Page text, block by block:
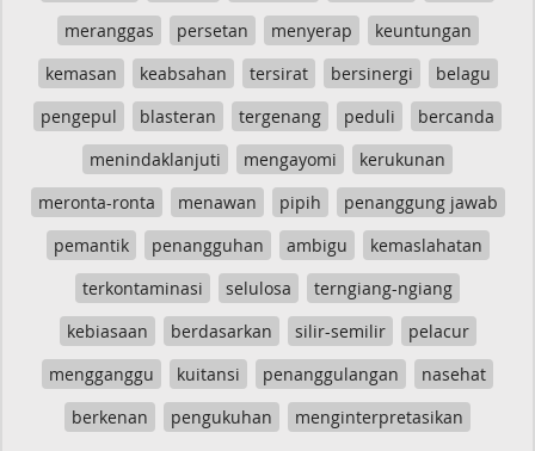
meranggas
persetan menyerap
keuntungan
kemasan
keabsahan tersirat bersinergi
belagu
pengepul
blasteran tergenang peduli
bercanda
menindaklanjuti
mengayomi
kerukunan
meronta-ronta
menawan pipih
penanggung jawab
pemantik
penangguhan ambigu
kemaslahatan
terkontaminasi
selulosa
terngiang-ngiang
kebiasaan
berdasarkan silir-semilir
pelacur
mengganggu
kuitansi penanggulangan
nasehat
berkenan
pengukuhan menginterpretasikan